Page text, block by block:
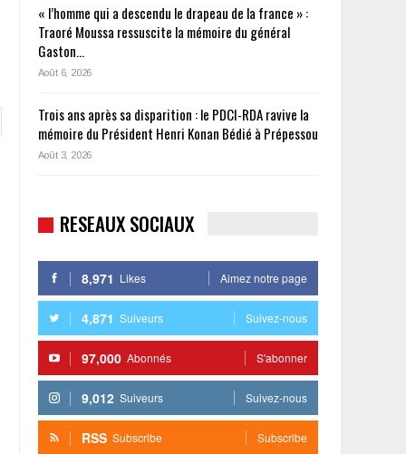
« l’homme qui a descendu le drapeau de la france » :
Traoré Moussa ressuscite la mémoire du général
Gaston…
Août 6, 2026
Trois ans après sa disparition : le PDCI-RDA ravive la
mémoire du Président Henri Konan Bédié à Prépessou
Août 3, 2026
RESEAUX SOCIAUX
8,971 Likes Aimez notre page
4,871 Suiveurs Suivez-nous
97,000 Abonnés S'abonner
9,012 Suiveurs Suivez-nous
RSS Subscribe Subscribe